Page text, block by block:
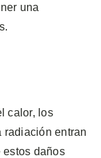
una
calor, los
radiación entran
estos daños